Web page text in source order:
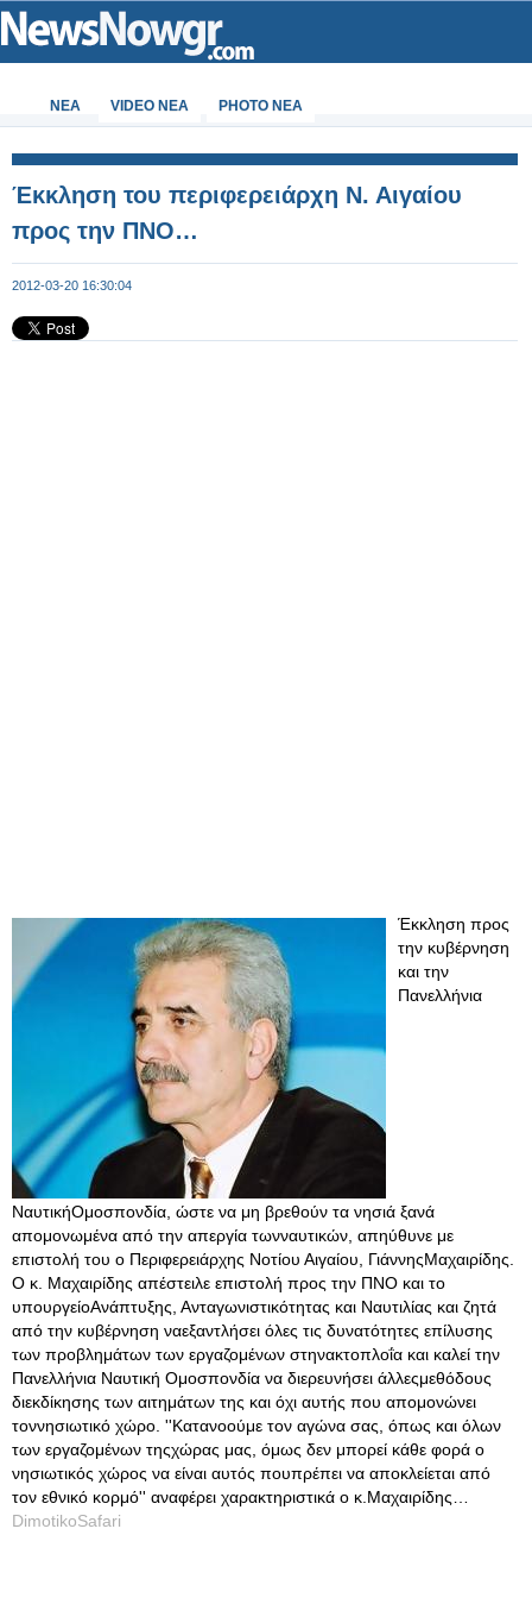
ΝΕΑ VIDEO NEA PHOTO NEA
Έκκληση του περιφερειάρχη N. Aιγαίου
προς την ΠΝΟ…
2012-03-20 16:30:04
Έκκληση προς
την κυβέρνηση
και την
Πανελλήνια
ΝαυτικήΟμοσπονδία, ώστε να μη βρεθούν τα νησιά ξανά
απομονωμένα από την απεργία τωνναυτικών, απηύθυνε με
επιστολή του ο Περιφερειάρχης Νοτίου Αιγαίου, ΓιάννηςΜαχαιρίδης.
Ο κ. Μαχαιρίδης απέστειλε επιστολή προς την ΠΝΟ και το
υπουργείοΑνάπτυξης, Ανταγωνιστικότητας και Ναυτιλίας και ζητά
από την κυβέρνηση ναεξαντλήσει όλες τις δυνατότητες επίλυσης
των προβλημάτων των εργαζομένων στηνακτοπλοΐα και καλεί την
Πανελλήνια Ναυτική Ομοσπονδία να διερευνήσει άλλεςμεθόδους
διεκδίκησης των αιτημάτων της και όχι αυτής που απομονώνει
τοννησιωτικό χώρο. ''Κατανοούμε τον αγώνα σας, όπως και όλων
των εργαζομένων τηςχώρας μας, όμως δεν μπορεί κάθε φορά ο
νησιωτικός χώρος να είναι αυτός πουπρέπει να αποκλείεται από
τον εθνικό κορμό'' αναφέρει χαρακτηριστικά ο κ.Μαχαιρίδης…
DimotikoSafari